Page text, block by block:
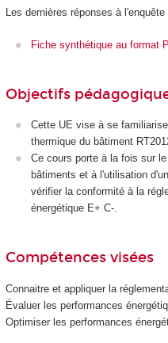
Les dernières réponses à
Fiche synthétique au format
Objectifs
Cette UE vise à se
thermique du bâtiment
Ce cours porte à la fois sur
bâtiments et à l'utilisation
vérifier la conformité à la
énergétique E+ C-.
Compétences visées
Connaitre et appliquer la
Évaluer les performances
Optimiser les performances